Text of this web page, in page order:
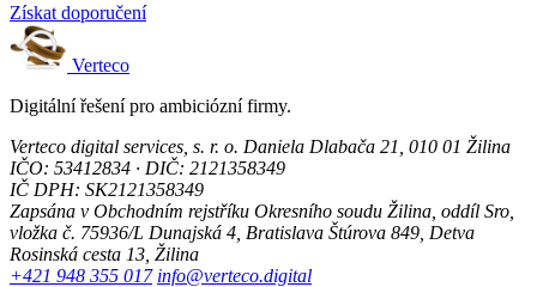
Získat doporučení
Verteco
Digitální řešení pro ambiciózní firmy.
Verteco digital services, s. r. o. Daniela Dlabača 21, 010 01 Žilina
IČO: 53412834 · DIČ: 2121358349
IČ DPH: SK2121358349
Zapsána v Obchodním rejstříku Okresního soudu Žilina, oddíl Sro,
vložka č. 75936/L Dunajská 4, Bratislava Štúrova 849, Detva
Rosinská cesta 13, Žilina
+421 948 355 017 info@verteco.digital